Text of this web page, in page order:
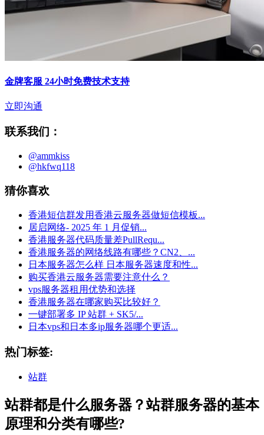
金牌客服 24小时免费技术支持
立即沟通
联系我们：
@ammkiss
@hkfwq118
猜你喜欢
香港短信群发用香港云服务器做短信模板...
居启网络- 2025 年 1 月促销...
香港服务器代码质量差PullRequ...
香港服务器的网络线路有哪些？CN2、...
日本服务器怎么样 日本服务器速度和性...
购买香港云服务器需要注意什么？
vps服务器租用优势和选择
香港服务器在哪家购买比较好？
一键部署多 IP 站群 + SK5/...
日本vps和日本多ip服务器哪个更适...
热门标签:
站群
站群都是什么服务器？站群服务器的基本
原理和分类有哪些?